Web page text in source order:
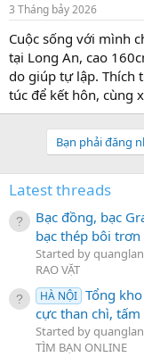
đ
ầ
3 Tháng bảy 2026
Cuộc sống với mình
tại Long An, cao
do giúp tự lập. Thích
túc để kết hôn, cùng
Bạn phải đăng
Latest threads
Bạc đồng, bạc
bạc thép bôi trơn
Started by
RAO VẶT
HÀ NỘI Tổng
cực than chì,
Started by
TÌM BẠN ONLINE